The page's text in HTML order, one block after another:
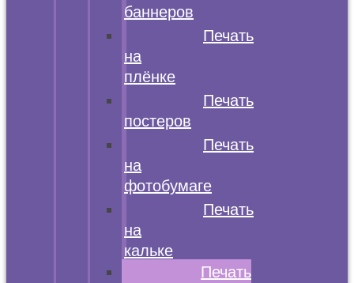
баннеров
Печать
на
плёнке
Печать
постеров
Печать
на
фотобумаге
Печать
на
кальке
Печать